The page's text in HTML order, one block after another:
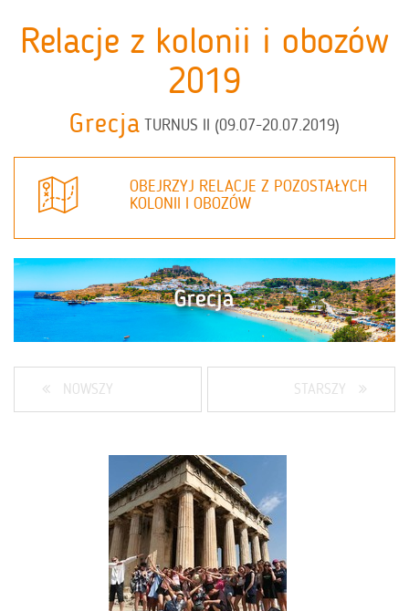
Relacje z kolonii i obozów
2019
Grecja TURNUS II (09.07-20.07.2019)
OBEJRZYJ RELACJE Z POZOSTAŁYCH
KOLONII I OBOZÓW
NOWSZY STARSZY